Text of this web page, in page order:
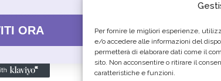
Per fornire le migliori esperienze,
e/o accedere alle informazioni del
permetterà di elaborare dati come il
sito. Non acconsentire o ritirare il
caratteristiche e funzioni.
Cap. Sociale: €10.000,00
ORA